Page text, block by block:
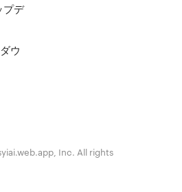
プデ
ウ
Inc. All rights